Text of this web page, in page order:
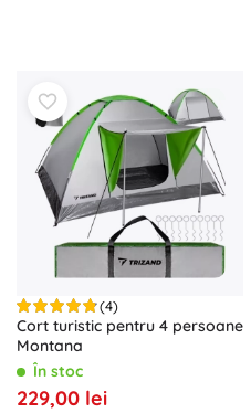
(4)
Cort turistic pentru 4 persoane
Montana
În stoc
229,00 lei